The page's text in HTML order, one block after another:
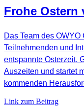
Frohe Ostern
Das Team des
Teilnehmenden und
entspannte Osterzeit.
Auszeiten und startet
kommenden
Link zum Beitrag